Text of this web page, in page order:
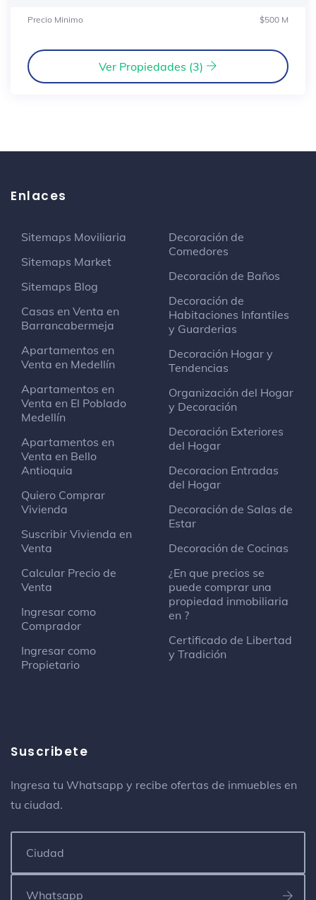
Precio Minimo $500 M
Ver Propiedades (3)
Enlaces
Sitemaps Moviliaria
Sitemaps Market
Sitemaps Blog
Casas en Venta en
Barrancabermeja
Apartamentos en
Venta en Medellín
Apartamentos en
Venta en El Poblado
Medellín
Apartamentos en
Venta en Bello
Antioquia
Quiero Comprar
Vivienda
Suscribir Vivienda en
Venta
Calcular Precio de
Venta
Ingresar como
Comprador
Ingresar como
Propietario
Decoración de
Comedores
Decoración de Baños
Decoración de
Habitaciones Infantiles
y Guarderias
Decoración Hogar y
Tendencias
Organización del Hogar
y Decoración
Decoración Exteriores
del Hogar
Decoracion Entradas
del Hogar
Decoración de Salas de
Estar
Decoración de Cocinas
¿En que precios se
puede comprar una
propiedad inmobiliaria
en ?
Certificado de Libertad
y Tradición
Suscribete
Ingresa tu Whatsapp y recibe ofertas de inmuebles en
tu ciudad.